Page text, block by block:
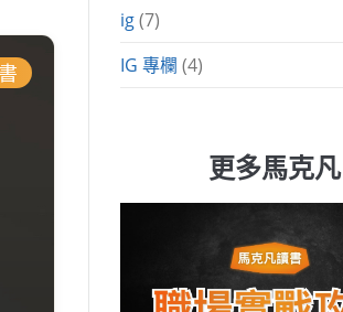
ig (7)
IG 專欄 (4)
更多馬克凡